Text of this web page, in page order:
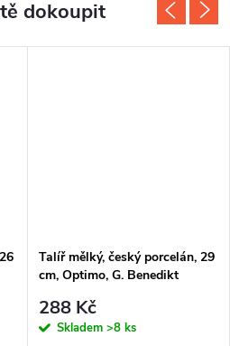
dokoupit
Talíř mělký, český porcelán, 29
cm, Optimo, G. Benedikt
288 Kč
Skladem >8 ks